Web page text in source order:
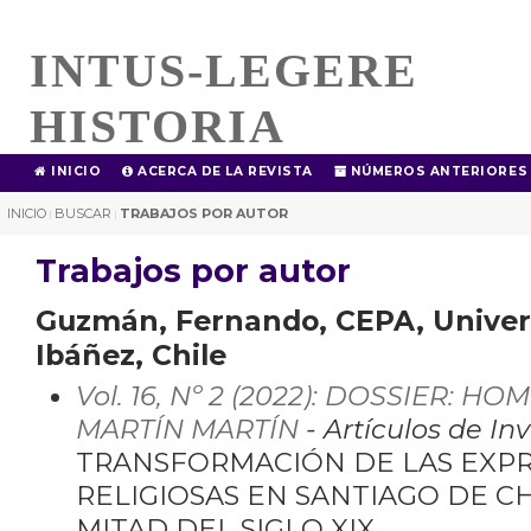
INTUS-LEGERE
HISTORIA
INICIO ACERCA DE LA REVISTA NÚMEROS ANTERIORES
INICIO | BUSCAR | TRABAJOS POR AUTOR
Trabajos por autor
Guzmán, Fernando, CEPA,
Ibáñez, Chile
Vol. 16, Nº 2 (2022): DOSSIER:
MARTÍN MARTÍN- Artículos de
TRANSFORMACIÓN DE LAS
RELIGIOSAS EN SANTIAGO DE